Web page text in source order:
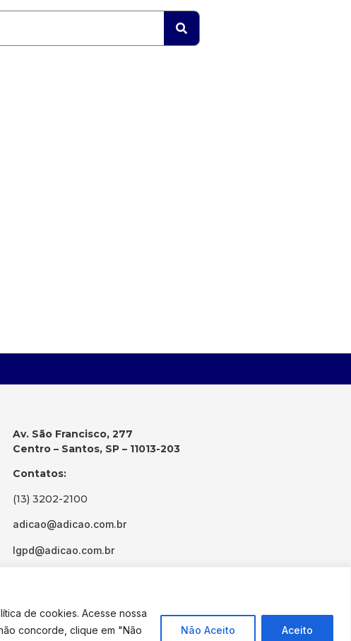
de cookies. Acesse nossa
concorde, clique em "Não
Não Aceito Aceito
Av. São Francisco, 277
Centro – Santos, SP – 11013-203
Contatos:
(13) 3202-2100
adicao@adicao.com.br
lgpd@adicao.com.br